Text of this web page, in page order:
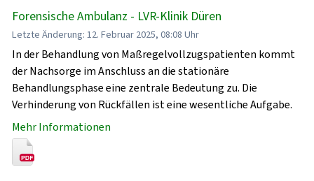
Forensische Ambulanz - LVR-Klinik Düren
Letzte Änderung: 12. Februar 2025, 08:08 Uhr
In der Behandlung von Maßregelvollzugspatienten kommt
der Nachsorge im Anschluss an die stationäre
Behandlungsphase eine zentrale Bedeutung zu. Die
Verhinderung von Rückfällen ist eine wesentliche Aufgabe.
Mehr Informationen